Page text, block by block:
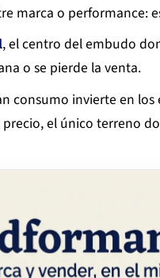
marca o performance:
, el centro del embudo
o se pierde la venta.
consumo invierte en
el único terreno